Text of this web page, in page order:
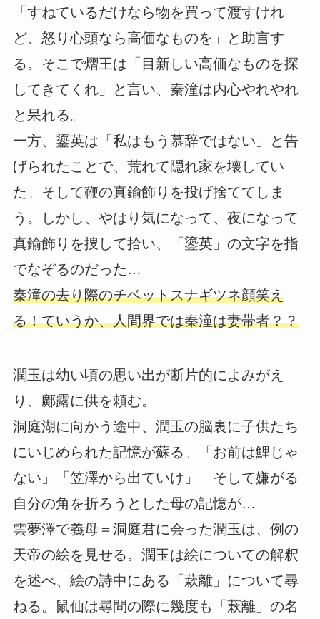
「すねているだけなら物を買って渡すけれ
ど、怒り心頭なら高価なものを」と助言す
る。そこで熠王は「目新しい高価なものを探
してきてくれ」と言い、秦潼は内心やれやれ
と呆れる。
一方、鎏英は「私はもう慕辞ではない」と告
げられたことで、荒れて隠れ家を壊してい
た。そして鞭の真鍮飾りを投げ捨ててしま
う。しかし、やはり気になって、夜になって
真鍮飾りを捜して拾い、「鎏英」の文字を指
でなぞるのだった…
秦潼の去り際のチベットスナギツネ顔笑え
る！ていうか、人間界では秦潼は妻帯者？？
潤玉は幼い頃の思い出が断片的によみがえ
り、鄺露に供を頼む。
洞庭湖に向かう途中、潤玉の脳裏に子供たち
にいじめられた記憶が蘇る。「お前は鯉じゃ
ない」「笠澤から出ていけ」 そして嫌がる
自分の角を折ろうとした母の記憶が…
雲夢澤で義母＝洞庭君に会った潤玉は、例の
天帝の絵を見せる。潤玉は絵についての解釈
を述べ、絵の詩中にある「蔌離」について尋
ねる。鼠仙は尋問の際に幾度も「蔌離」の名